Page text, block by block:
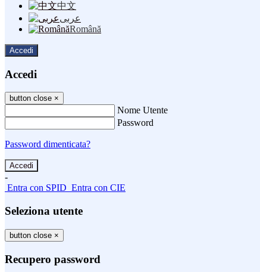
中文
عربى
Română
Accedi
Accedi
button close ×
Nome Utente
Password
Password dimenticata?
-
Entra con SPID Entra con CIE
Seleziona utente
button close ×
Recupero password